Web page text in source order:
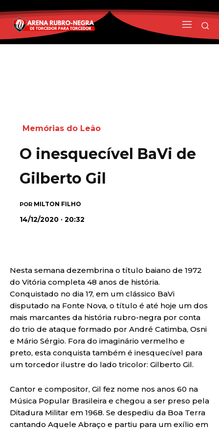
Memórias do Leão
O inesquecível BaVi de
Gilberto Gil
POR MILTON FILHO
14/12/2020 · 20:32
Nesta semana dezembrina o título baiano de 1972
do Vitória completa 48 anos de história.
Conquistado no dia 17, em um clássico BaVi
disputado na Fonte Nova, o título é até hoje um dos
mais marcantes da história rubro-negra por conta
do trio de ataque formado por André Catimba, Osni
e Mário Sérgio. Fora do imaginário vermelho e
preto, esta conquista também é inesquecível para
um torcedor ilustre do lado tricolor: Gilberto Gil.
Cantor e compositor, Gil fez nome nos anos 60 na
Música Popular Brasileira e chegou a ser preso pela
Ditadura Militar em 1968. Se despediu da Boa Terra
cantando Aquele Abraço e partiu para um exílio em